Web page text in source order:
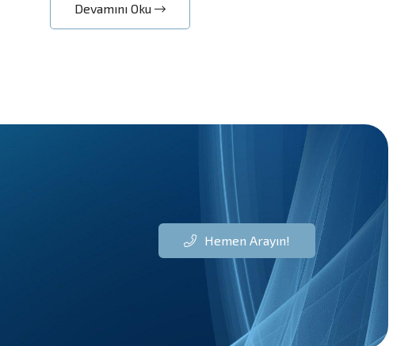
Devamını Oku
Hemen Arayın!